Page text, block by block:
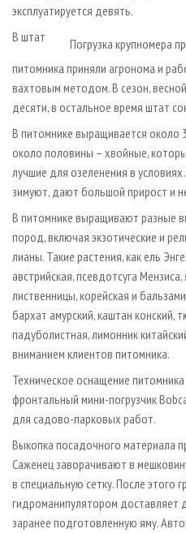
эксплуатируется девять.
Погрузка крупномера
В штат
питомника приняли агронома и
вахтовым методом. В сезон,
десяти, в остальное время штат
В питомнике выращивается около
около половины – хвойные,
лучшие для озеленения в
зимуют, дают большой прирост и
В питомнике выращивают разные
пород, включая экзотические и
лианы. Такие растения, как ель
австрийская, псевдотсуга
лиственницы, корейская и
бархат амурский, каштан конский,
падуболистная, лимонник
вниманием клиентов питомника.
Техническое оснащение
фронтальный мини-погрузчик
для садово-парковых работ.
Выкопка посадочного материала
Саженец заворачивают в
в специальную сетку. После этого
гидроманипулятором доставляет
заранее подготовленную яму.